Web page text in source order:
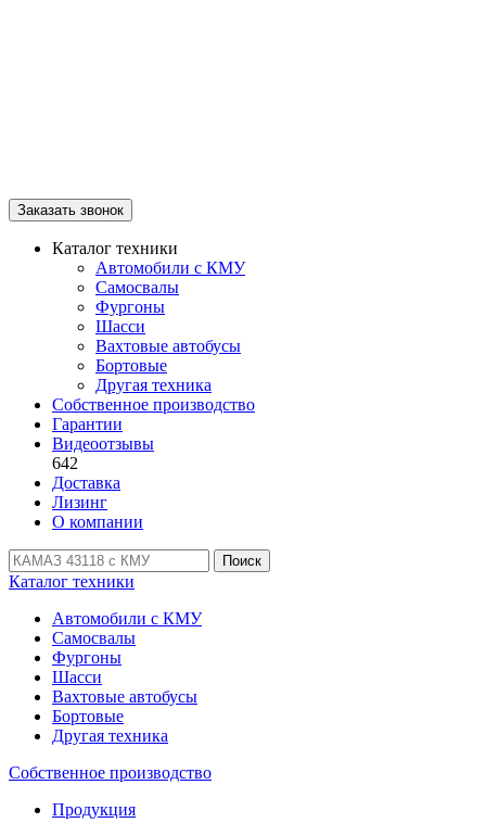
Заказать звонок
Каталог техники
Автомобили с КМУ
Самосвалы
Фургоны
Шасси
Вахтовые автобусы
Бортовые
Другая техника
Собственное производство
Гарантии
Видеоотзывы
642
Доставка
Лизинг
О компании
Поиск
Каталог техники
Автомобили с КМУ
Самосвалы
Фургоны
Шасси
Вахтовые автобусы
Бортовые
Другая техника
Собственное производство
Продукция